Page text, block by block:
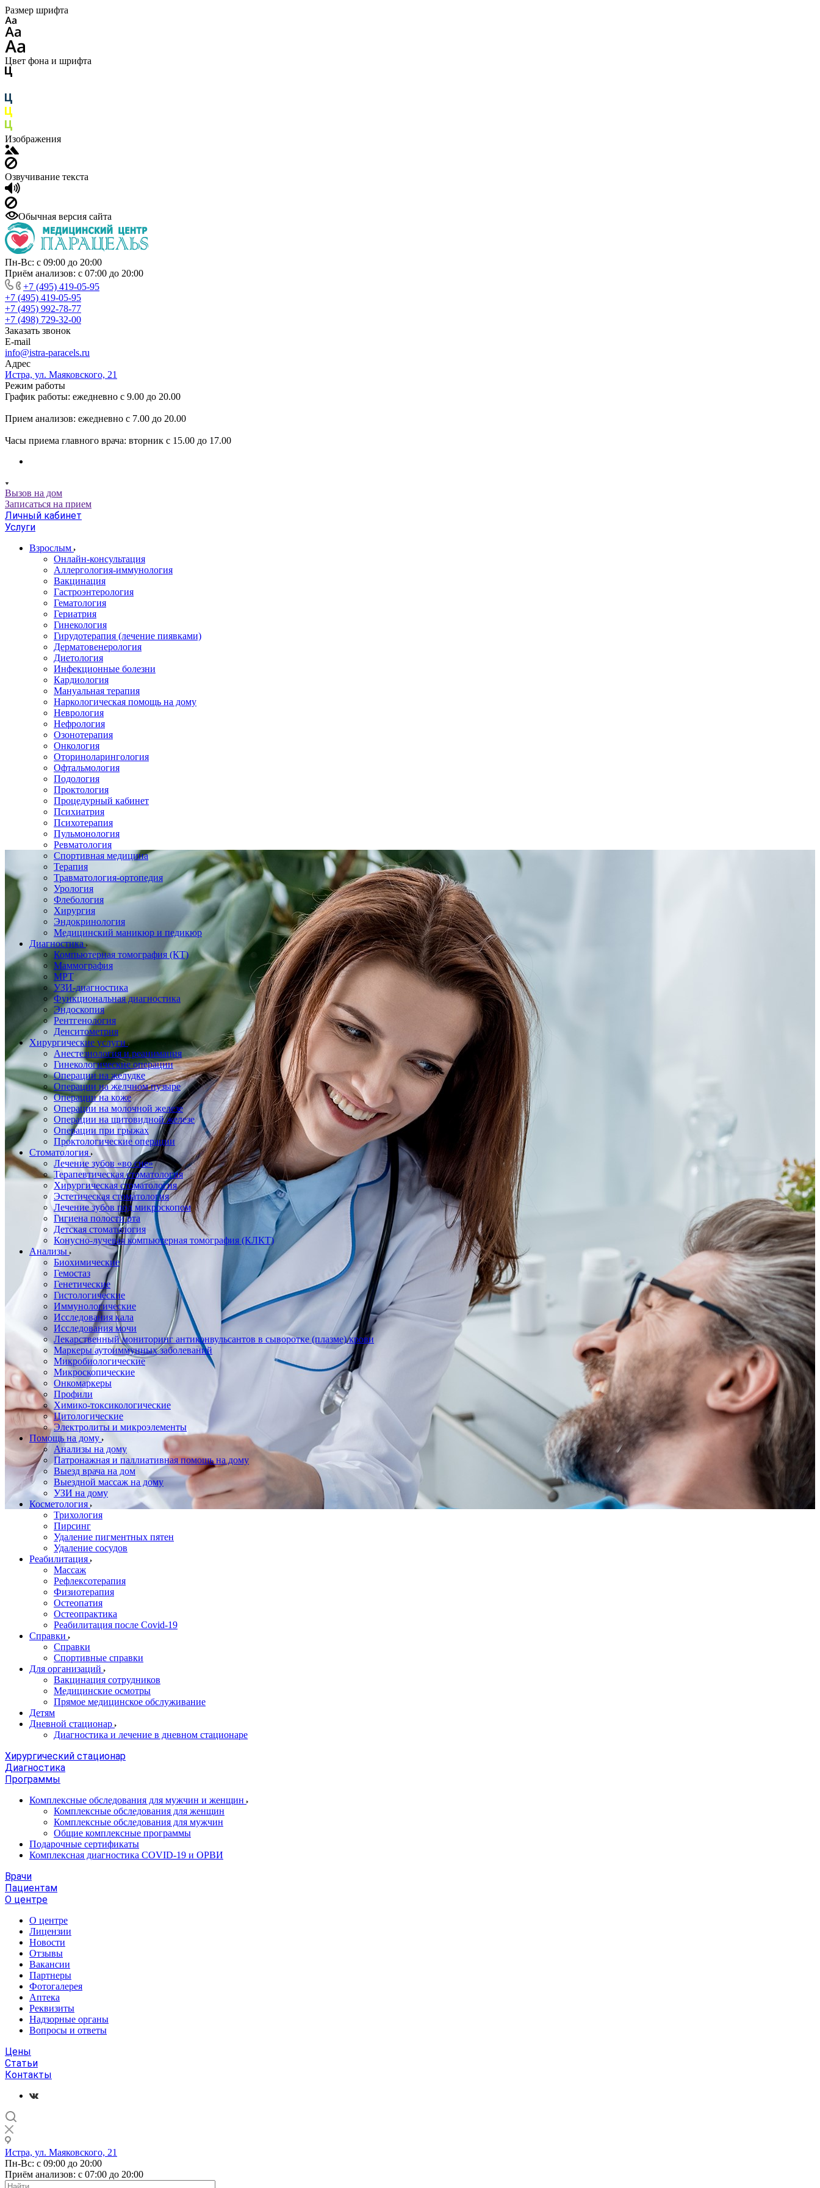
Размер шрифта
Цвет фона и шрифта
Изображения
Озвучивание текста
Обычная версия сайта
Пн-Вс: с 09:00 до 20:00
Приём анализов: с 07:00 до 20:00
+7 (495) 419-05-95
+7 (495) 419-05-95
+7 (495) 992-78-77
+7 (498) 729-32-00
Заказать звонок
E-mail
info@istra-paracels.ru
Адрес
Истра, ул. Маяковского, 21
Режим работы
График работы: ежедневно с 9.00 до 20.00
Прием анализов: ежедневно с 7.00 до 20.00
Часы приема главного врача: вторник с 15.00 до 17.00
Вызов на дом
Записаться на прием
Личный кабинет
Услуги
Взрослым
Онлайн-консультация
Аллергология-иммунология
Вакцинация
Гастроэнтерология
Гематология
Гериатрия
Гинекология
Гирудотерапия (лечение пиявками)
Дерматовенерология
Диетология
Инфекционные болезни
Кардиология
Мануальная терапия
Наркологическая помощь на дому
Неврология
Нефрология
Озонотерапия
Онкология
Оториноларингология
Офтальмология
Подология
Проктология
Процедурный кабинет
Психиатрия
Психотерапия
Пульмонология
Ревматология
Спортивная медицина
Терапия
Травматология-ортопедия
Урология
Флебология
Хирургия
Эндокринология
Медицинский маникюр и педикюр
Диагностика
Компьютерная томография (КТ)
Маммография
МРТ
УЗИ-диагностика
Функциональная диагностика
Эндоскопия
Рентгенология
Денситометрия
Хирургические услуги
Анестезиология и реанимация
Гинекологические операции
Операции на желудке
Операции на желчном пузыре
Операции на коже
Операции на молочной железе
Операции на щитовидной железе
Операции при грыжах
Проктологические операции
Стоматология
Лечение зубов «во сне»
Терапевтическая стоматология
Хирургическая стоматология
Эстетическая стоматология
Лечение зубов под микроскопом
Гигиена полости рта
Детская стоматология
Конусно-лучевая компьютерная томография (КЛКТ)
Анализы
Биохимические
Гемостаз
Генетические
Гистологические
Иммунологические
Исследования кала
Исследования мочи
Лекарственный мониторинг антиконвульсантов в сыворотке (плазме) крови
Маркеры аутоиммунных заболеваний
Микробиологические
Микроскопические
Онкомаркеры
Профили
Химико-токсикологические
Цитологические
Электролиты и микроэлементы
Помощь на дому
Анализы на дому
Патронажная и паллиативная помощь на дому
Выезд врача на дом
Выездной массаж на дому
УЗИ на дому
Косметология
Трихология
Пирсинг
Удаление пигментных пятен
Удаление сосудов
Реабилитация
Массаж
Рефлексотерапия
Физиотерапия
Остеопатия
Остеопрактика
Реабилитация после Covid-19
Справки
Справки
Спортивные справки
Для организаций
Вакцинация сотрудников
Медицинские осмотры
Прямое медицинское обслуживание
Детям
Дневной стационар
Диагностика и лечение в дневном стационаре
Хирургический стационар
Диагностика
Программы
Комплексные обследования для мужчин и женщин
Комплексные обследования для женщин
Комплексные обследования для мужчин
Общие комплексные программы
Подарочные сертификаты
Комплексная диагностика COVID-19 и ОРВИ
Врачи
Пациентам
О центре
О центре
Лицензии
Новости
Отзывы
Вакансии
Партнеры
Фотогалерея
Аптека
Реквизиты
Надзорные органы
Вопросы и ответы
Цены
Статьи
Контакты
Истра, ул. Маяковского, 21
Пн-Вс: с 09:00 до 20:00
Приём анализов: с 07:00 до 20:00